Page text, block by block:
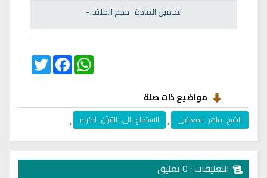
- لتحميل المادة حجم الملف
Twitter
FacebookWhatsApp
مواضيع ذات صلة
الشيخ_ماهر_المعيقلي , الاستماع_الى_القرآن_الكريم ,
التعليقات : 0 تعليق